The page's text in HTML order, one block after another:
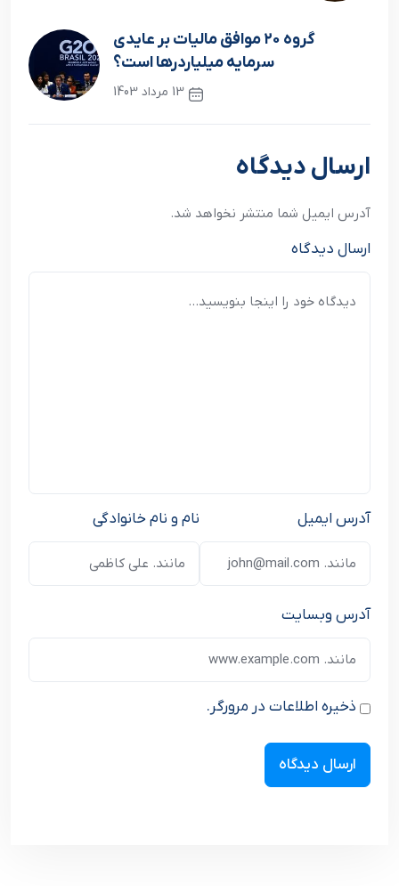
گروه ۲۰ موافق مالیات بر عایدی
سرمایه میلیاردرها است؟
13 مرداد 1403
نوشته بعدی
ارسال دیدگاه
آدرس ایمیل شما منتشر نخواهد شد.
ارسال دیدگاه
نام و نام خانوادگی آدرس ایمیل
آدرس وبسایت
ذخیره اطلاعات در مرورگر.